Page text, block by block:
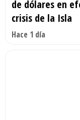
de dólares en
crisis de la Isla
Hace 1 día